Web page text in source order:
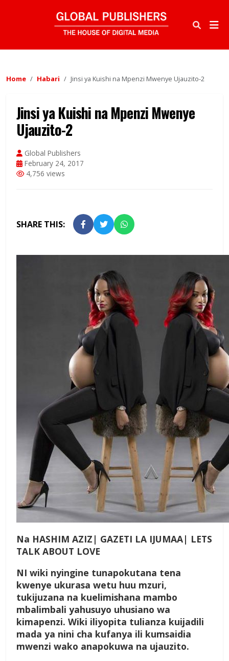
Home Habari Jinsi ya Kuishi na Mpenzi Mwenye Ujauzito-2
Jinsi ya Kuishi na Mpenzi Mwenye
Ujauzito-2
Global Publishers
February 24, 2017
4,756 views
SHARE THIS:
Na HASHIM AZIZ| GAZETI LA IJUMAA| LETS
TALK ABOUT LOVE
NI wiki nyingine tunapokutana tena
kwenye ukurasa wetu huu mzuri,
tukijuzana na kuelimishana mambo
mbalimbali yahusuyo uhusiano wa
kimapenzi. Wiki iliyopita tulianza kuijadili
mada ya nini cha kufanya ili kumsaidia
mwenzi wako anapokuwa na ujauzito.